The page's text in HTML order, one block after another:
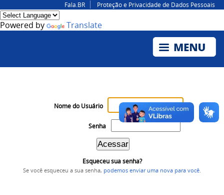
Fala.BR
Proteção e Privacidade de Dados Pessoais
Powered by Translate
Nome do Usuário
Senha
Esqueceu sua senha?
Se você esqueceu a sua senha, podemos enviar uma nova para você